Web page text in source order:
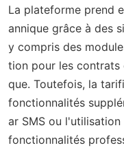
La plateforme prend
annique grâce à des
y compris des
tion pour les contrats
que. Toutefois, la
fonctionnalités
ar SMS ou
fonctionnalités